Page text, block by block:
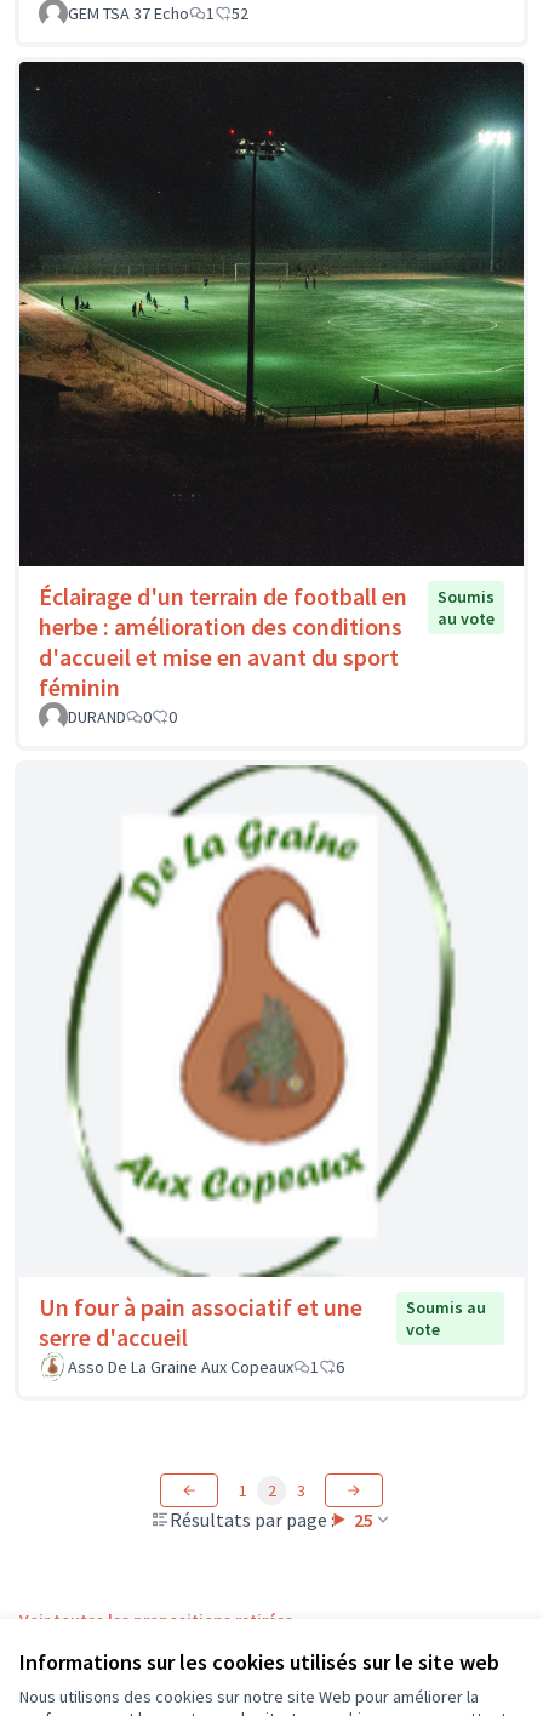
Informations sur les cookies utilisés sur le site web
Nous utilisons des cookies sur notre site Web pour améliorer la
GEM TSA 37 Echo
1 52
Éclairage d'un terrain de football en
herbe : amélioration des conditions
d'accueil et mise en avant du sport
féminin
Soumis
au vote
DURAND 0 0
Un four à pain associatif et une
serre d'accueil
Soumis au
vote
Asso De La Graine Aux Copeaux
1 6
Résultats par page : 25
1 2 3
Voir toutes les propositions retirées
Conditions d'utilisation